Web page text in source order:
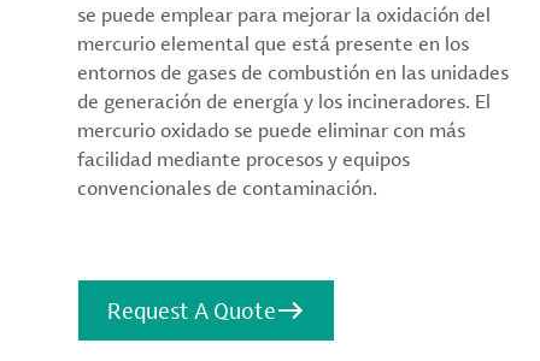
se puede emplear para mejorar la oxidación del
mercurio elemental que está presente en los
entornos de gases de combustión en las unidades
de generación de energía y los incineradores. El
mercurio oxidado se puede eliminar con más
facilidad mediante procesos y equipos
convencionales de contaminación.
Request A Quote